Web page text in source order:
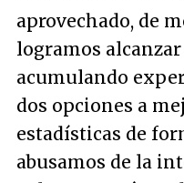
aprovechado, de
logramos
acumulando
dos opciones a
estadísticas de
abusamos de la